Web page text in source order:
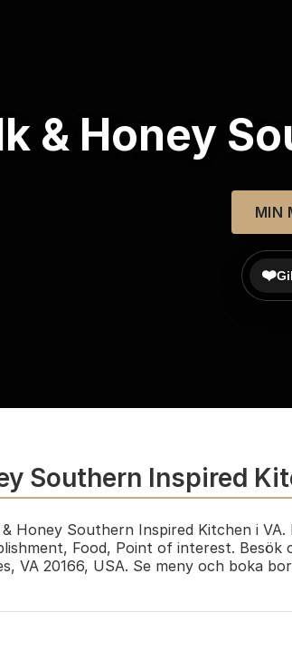
& Honey
MIN
❤️
Southern Inspired
Honey Southern Inspired Kitchen i
Food, Point of interest. Besök
VA 20166, USA. Se meny och boka